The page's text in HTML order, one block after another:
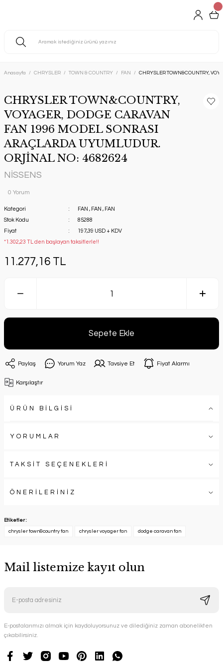
Anasayfa CHRYSLER TOWN & COUNTRY FAN CHRYSLER TOWN&COUNTRY,
CHRYSLER TOWN&COUNTRY,
VOYAGER, DODGE CARAVAN
FAN 1996 MODEL SONRASI
ARAÇLARDA UYUMLUDUR.
ORJİNAL NO: 4682624
NİSSENS
0 Yorum
Kategori FAN , FAN , FAN
Stok Kodu
85288
Fiyat
197,39 USD + KDV
*1.302,23 TL den başlayan taksitlerle!!
11.277,16 TL
Sepete Ekle
Paylaş Yorum Yaz Tavsiye Et Fiyat Alarmı
Karşılaştır
ÜRÜN BİLGİSİ
YORUMLAR
TAKSİT SEÇENEKLERİ
ÖNERİLERİNİZ
Etiketler :
chrysler town&country fan chrysler voyager fan dodge caravan fan
Mail listemize kayıt olun
E-postalarımızı almak için kaydoluyorsunuz ve dilediğiniz zaman abonelikten
çıkabilirsiniz.